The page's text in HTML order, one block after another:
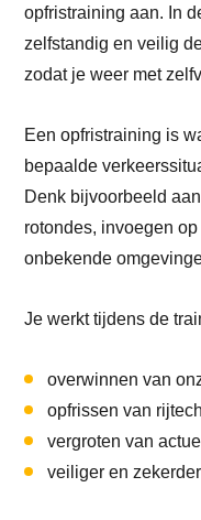
opfristraining aan. In
zelfstandig en veilig
zodat je weer met
Een opfristraining is
bepaalde
Denk bijvoorbeeld
rotondes, invoegen
onbekende
Je werkt tijdens de
overwinnen van
opfrissen van
vergroten van
veiliger en